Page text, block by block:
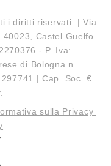
i diritti riservati. | Via
Castel Guelfo
- P. Iva:
di Bologna n.
| Cap. Soc. €
sulla Privacy -